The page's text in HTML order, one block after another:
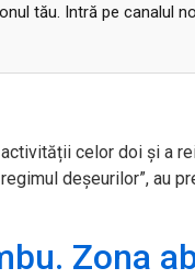
tău. Intră pe canalul
celor doi și a
deșeurilor”, au
Zona